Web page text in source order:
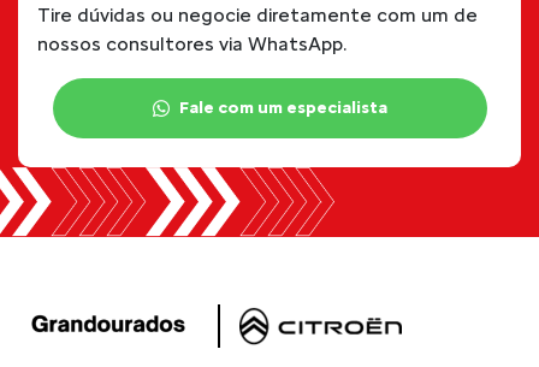
Tire dúvidas ou negocie diretamente com um de
nossos consultores via WhatsApp.
Fale com um especialista